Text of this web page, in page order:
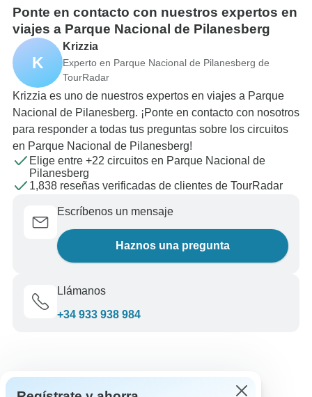
Ponte en contacto con nuestros expertos en
viajes a Parque Nacional de Pilanesberg
K
Krizzia
Experto en Parque Nacional de Pilanesberg de
TourRadar
Krizzia es uno de nuestros expertos en viajes a Parque
Nacional de Pilanesberg. ¡Ponte en contacto con nosotros
para responder a todas tus preguntas sobre los circuitos
en Parque Nacional de Pilanesberg!
Elige entre +22 circuitos en Parque Nacional de
Pilanesberg
1,838 reseñas verificadas de clientes de TourRadar
Escríbenos un mensaje
Haznos una pregunta
Llámanos
+34 933 938 984